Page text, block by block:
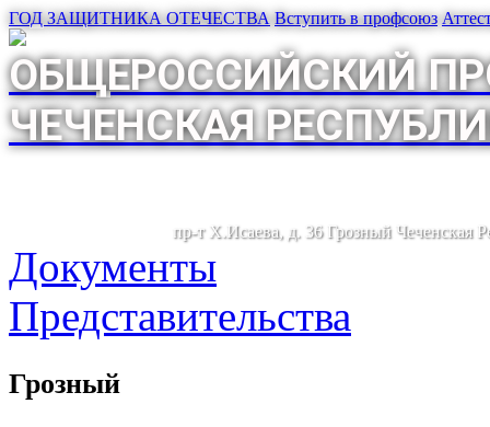
ГОД ЗАЩИТНИКА ОТЕЧЕСТВА Вступить в профсоюз
ОБЩЕРОССИЙСКИЙ
ЧЕЧЕНСКАЯ
пр-т Х.Исаева, д. 36 Грозный Чеченская
Документы
Представительства
Грозный